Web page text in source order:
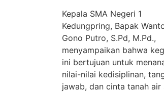
Kepala SMA Negeri 1
Kedungpring, Bapak
Gono Putro, S.Pd, M.Pd.,
menyampaikan bahwa
ini bertujuan untuk
nilai-nilai kedisiplinan,
jawab, dan cinta tanah air